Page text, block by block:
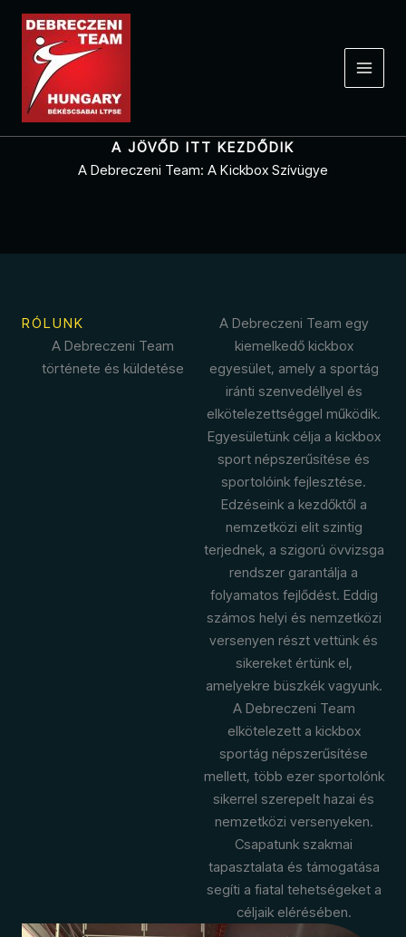
Skip
content
A JÖVŐD ITT KEZDŐDIK
A Debreczeni Team: A Kickbox Szívügye
RÓLUNK
A Debreczeni Team
története és küldetése
A Debreczeni Team egy
kiemelkedő kickbox
egyesület, amely a sportág
iránti szenvedéllyel és
elkötelezettséggel működik.
Egyesületünk célja a kickbox
sport népszerűsítése és
sportolóink fejlesztése.
Edzéseink a kezdőktől a
nemzetközi elit szintig
terjednek, a szigorú övvizsga
rendszer garantálja a
folyamatos fejlődést. Eddig
számos helyi és nemzetközi
versenyen részt vettünk és
sikereket értünk el,
amelyekre büszkék vagyunk.
A Debreczeni Team
elkötelezett a kickbox
sportág népszerűsítése
mellett, több ezer sportolónk
sikerrel szerepelt hazai és
nemzetközi versenyeken.
Csapatunk szakmai
tapasztalata és támogatása
segíti a fiatal tehetségeket a
céljaik elérésében.